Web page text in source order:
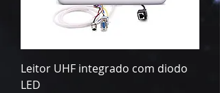
Leitor UHF integrado com diodo
LED